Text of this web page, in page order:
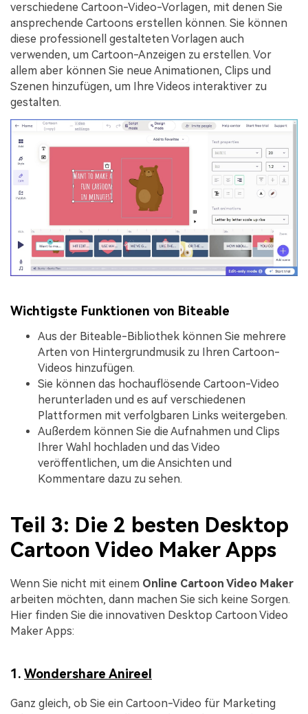
verschiedene Cartoon-Video-Vorlagen, mit denen Sie
ansprechende Cartoons erstellen können. Sie können
diese professionell gestalteten Vorlagen auch
verwenden, um Cartoon-Anzeigen zu erstellen. Vor
allem aber können Sie neue Animationen, Clips und
Szenen hinzufügen, um Ihre Videos interaktiver zu
gestalten.
Wichtigste Funktionen von Biteable
Aus der Biteable-Bibliothek können Sie mehrere
Arten von Hintergrundmusik zu Ihren Cartoon-
Videos hinzufügen.
Sie können das hochauflösende Cartoon-Video
herunterladen und es auf verschiedenen
Plattformen mit verfolgbaren Links weitergeben.
Außerdem können Sie die Aufnahmen und Clips
Ihrer Wahl hochladen und das Video
veröffentlichen, um die Ansichten und
Kommentare dazu zu sehen.
Teil 3: Die 2 besten Desktop
Cartoon Video Maker Apps
Wenn Sie nicht mit einem Online Cartoon Video Maker
arbeiten möchten, dann machen Sie sich keine Sorgen.
Hier finden Sie die innovativen Desktop Cartoon Video
Maker Apps:
1. Wondershare Anireel
Ganz gleich, ob Sie ein Cartoon-Video für Marketing